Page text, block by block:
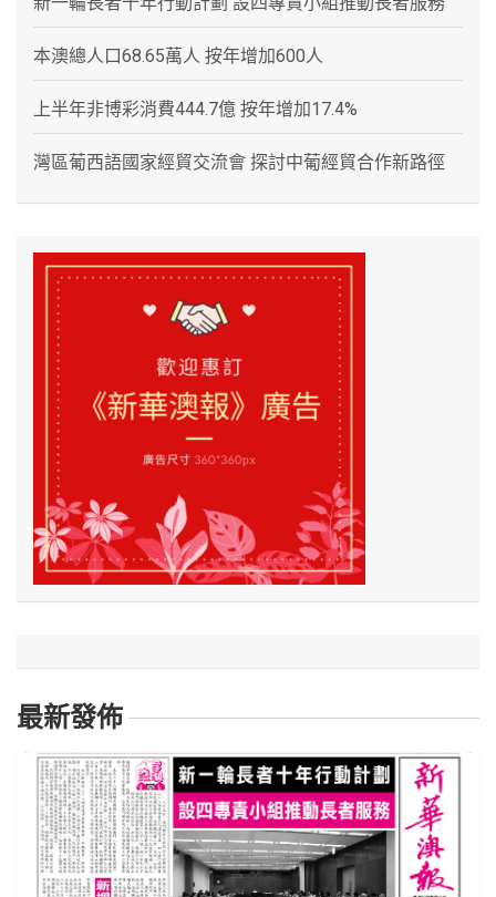
本澳總人口68.65萬人 按年增加600人
上半年非博彩消費444.7億 按年增加17.4%
灣區葡西語國家經貿交流會 探討中葡經貿合作新路徑
最新發佈